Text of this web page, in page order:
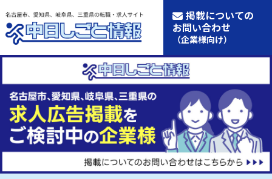
掲載についての
お問い合わせ
（企業様向け）